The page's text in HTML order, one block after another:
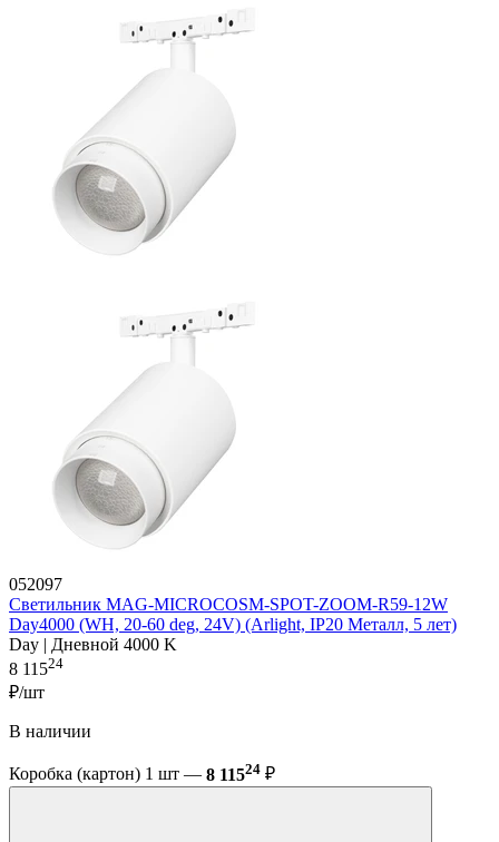
052097
Светильник MAG-MICROCOSM-SPOT-ZOOM-R59-12W
Day4000 (WH, 20-60 deg, 24V) (Arlight, IP20 Металл, 5 лет)
Day | Дневной 4000 K
8 11524
₽/шт
В наличии
Коробка (картон) 1 шт — 8 11524 ₽